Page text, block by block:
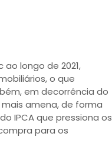
longo de 2021,
o que
em decorrência do
amena, de forma
IPCA que pressiona os
para os